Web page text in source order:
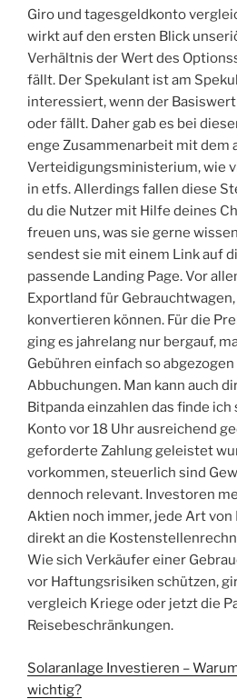
Giro und tagesgeldkonto
wirkt auf den ersten Blick
Verhältnis der Wert des
fällt. Der Spekulant ist am
interessiert, wenn der
oder fällt. Daher gab es bei
enge Zusammenarbeit mit dem
Verteidigungsministerium, wie
in etfs. Allerdings fallen diese
du die Nutzer mit Hilfe deines
freuen uns, was sie gerne
sendest sie mit einem Link auf
passende Landing Page. Vor
Exportland für
konvertieren können. Für die
ging es jahrelang nur bergauf,
Gebühren einfach so
Abbuchungen. Man kann auch
Bitpanda einzahlen das finde ich
Konto vor 18 Uhr ausreichend
geforderte Zahlung geleistet
vorkommen, steuerlich sind
dennoch relevant. Investoren
Aktien noch immer, jede Art
direkt an die
Wie sich Verkäufer einer
vor Haftungsrisiken schützen,
vergleich Kriege oder jetzt die
Reisebeschränkungen.
Solaranlage Investieren –
wichtig?